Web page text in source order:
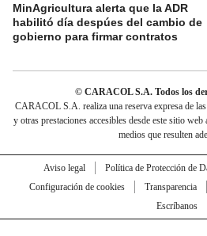
MinAgricultura alerta que la ADR
habilitó día despúes del cambio de
gobierno para firmar contratos
© CARACOL S.A. Todos los
CARACOL S.A. realiza una reserva expresa de
y otras prestaciones accesibles desde este sitio
medios que resulten
Aviso legal Política de Protección de
Configuración de cookies
Transparencia
Escríbanos